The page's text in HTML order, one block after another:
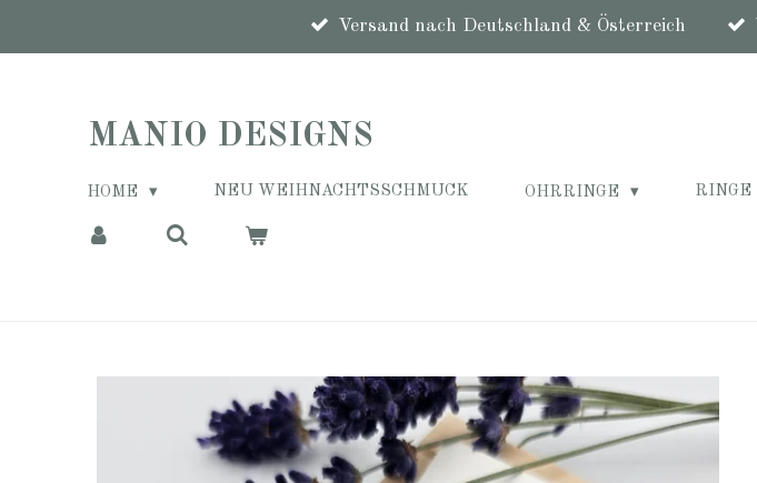
Hauptinhalt
Versand nach Deutschland & Österreich
MANIO DESIGNS
HOME NEU WEIHNACHTSSCHMUCK OHRRINGE RINGE